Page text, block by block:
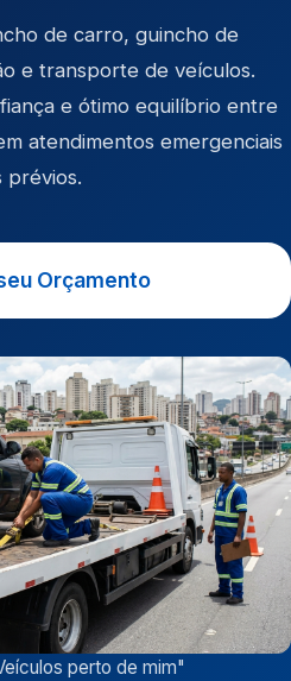
de carro, guincho de
e transporte de veículos.
e ótimo equilíbrio entre
atendimentos emergenciais
prévios.
Orçamento
perto de mim"